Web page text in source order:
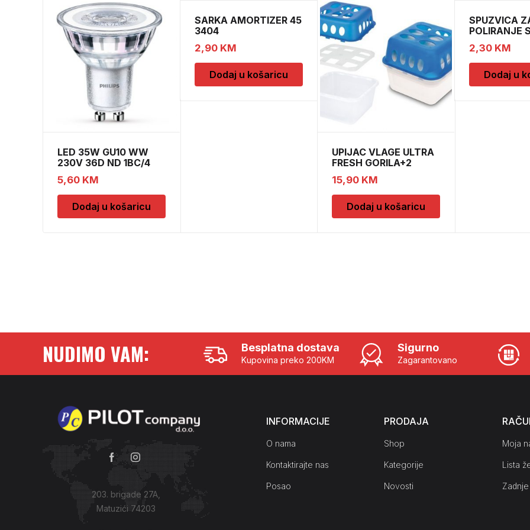
LED 35W GU10 WW
230V 36D ND 1BC/4
5,60 KM
Dodaj u košaricu
SARKA AMORTIZER 45
3404
2,90 KM
Dodaj u košaricu
UPIJAC VLAGE ULTRA
FRESH GORILA+2
DOPUNE
15,90 KM
Dodaj u košaricu
SPUZVICA
POLIRANJE
2,30 KM
Dodaj u
NUDIMO VAM: Besplatna dostava
Kupovina preko 200KM
Sigurno
Zagarantovano
203. brigade 27A,
Matuzići 74203
INFORMACIJE
O nama
Kontaktirajte nas
Posao
PRODAJA
Shop
Kategorije
Novosti
Moja
Lista